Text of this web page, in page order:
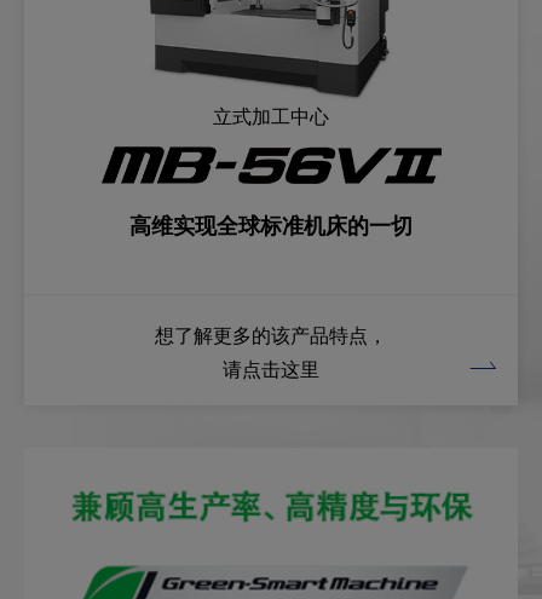
立式加工中心
高维实现全球标准机床的一切
想了解更多的该产品特点，
请点击这里